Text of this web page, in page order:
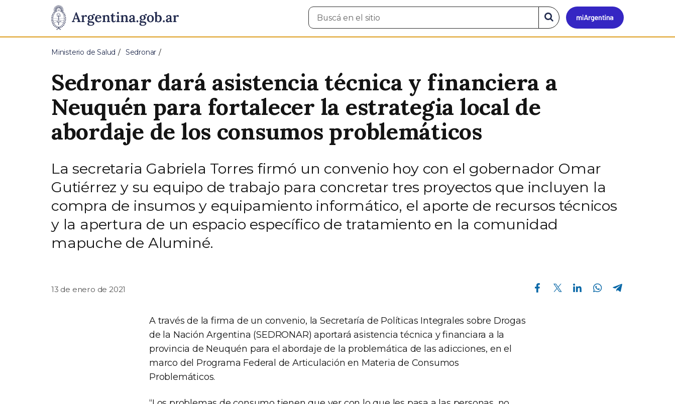
Presidencia
de
Pasar al contenido principal
Mi
Buscar
en
Buscar
en
el
Ministerio de Salud Sedronar
Sedronar dará asistencia técnica y financiera a
Neuquén para fortalecer la estrategia local de
abordaje de los consumos problemáticos
La secretaria Gabriela Torres firmó un convenio hoy con el gobernador Omar
Gutiérrez y su equipo de trabajo para concretar tres proyectos que incluyen la
compra de insumos y equipamiento informático, el aporte de recursos técnicos
y la apertura de un espacio específico de tratamiento en la comunidad
mapuche de Aluminé.
13 de enero de 2021
Compartir en Facebook Compartir en Twitter Compartir en Linkedin Compartir en Whatsapp
A través de la firma de un convenio, la Secretaría de Políticas Integrales sobre Drogas
de la Nación Argentina (SEDRONAR) aportará asistencia técnica y financiara a la
provincia de Neuquén para el abordaje de la problemática de las adicciones, en el
marco del Programa Federal de Articulación en Materia de Consumos
Problemáticos.